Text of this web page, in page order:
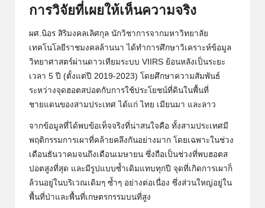
การวิจัยที่เผยให้เห็นความจริง
ผศ.นิอร สิริมงคลเลิศกุล นักวิชาการจากมหาวิทยาลัย
เทคโนโลยีราชมงคลล้านนา ได้ทำการศึกษาวิเคราะห์ข้อมูล
วิทยาศาสตร์ผ่านดาวเทียมระบบ VIIRS ย้อนหลังเป็นระยะ
เวลา 5 ปี (ตั้งแต่ปี 2019-2023) โดยศึกษาความสัมพันธ์
ระหว่างจุดฮอตสปอตกับการใช้ประโยชน์ที่ดินในพื้นที่
ชายแดนของสามประเทศ ได้แก่ ไทย เมียนมา และลาว
จากข้อมูลที่ได้พบข้อเท็จจริงที่น่าสนใจคือ ทั้งสามประเทศมี
พฤติกรรมการเผาที่คล้ายคลึงกันอย่างมาก โดยเฉพาะในช่วง
เดือนธันวาคมจนถึงเดือนเมษายน ซึ่งถือเป็นช่วงที่พบฮอตส
ปอตสูงที่สุด และมีรูปแบบซ้ำเดิมแทบทุกปี จุดที่เกิดการเผาก็
ล้วนอยู่ในบริเวณเดิมๆ ซ้ำๆ อย่างต่อเนื่อง ซึ่งส่วนใหญ่อยู่ใน
พื้นที่ป่าและพื้นที่เกษตรกรรมบนที่สูง